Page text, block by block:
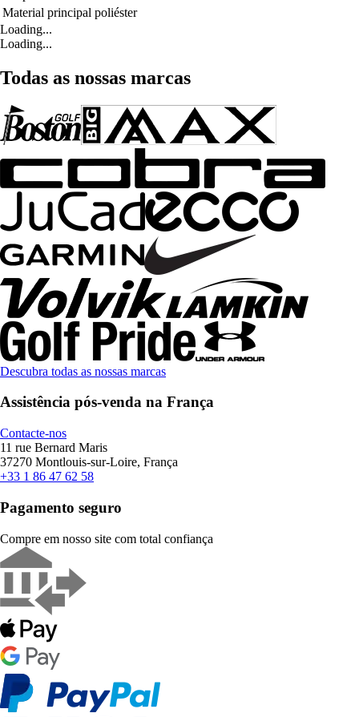
Material principal poliéster
Loading...
Loading...
Todas as nossas marcas
Descubra todas as nossas marcas
Assistência pós-venda na França
Contacte-nos
11 rue Bernard Maris
37270 Montlouis-sur-Loire, França
+33 1 86 47 62 58
Pagamento seguro
Compre em nosso site com total confiança